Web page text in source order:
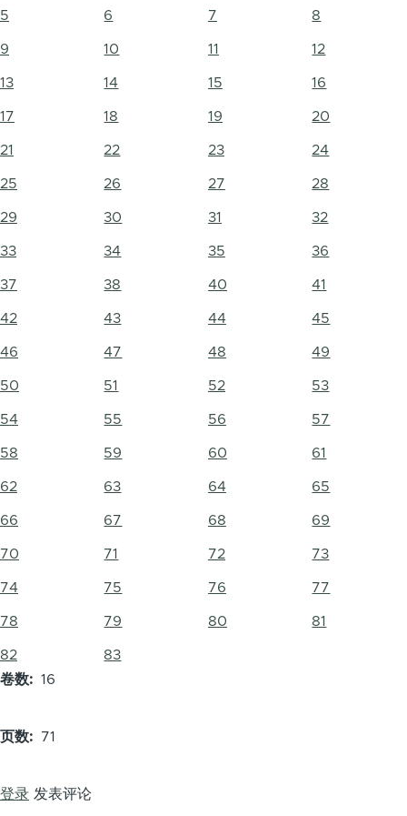
5 6 7 8
9 10 11 12
13 14 15 16
17 18 19 20
21 22 23 24
25 26 27 28
29 30 31 32
33 34 35 36
37 38 40 41
42 43 44 45
46 47 48 49
50 51 52 53
54 55 56 57
58 59 60 61
62 63 64 65
66 67 68 69
70 71 72 73
74 75 76 77
78 79 80 81
82
83
卷数
16
页数 71
登录 发表评论